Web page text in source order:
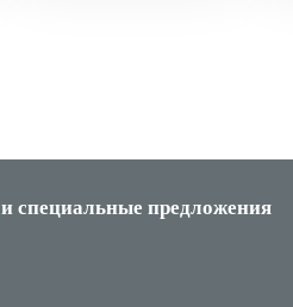
и специальные предложения